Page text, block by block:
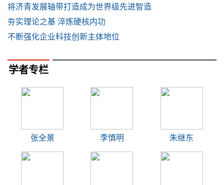
将济青发展轴带打造成为世界级先进智造
夯实理论之基 淬炼硬核内功
不断强化企业科技创新主体地位
学者专栏
张全景 李慎明 朱继东